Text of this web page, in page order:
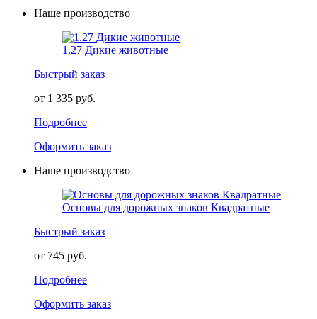
Наше производство
1.27 Дикие животные
Быстрый заказ
от 1 335 руб.
Подробнее
Оформить заказ
Наше производство
Основы для дорожных знаков Квадратные
Быстрый заказ
от 745 руб.
Подробнее
Оформить заказ